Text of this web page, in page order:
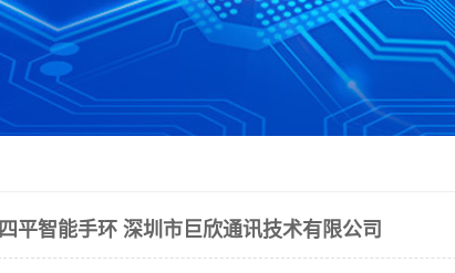
四平智能手环 深圳市巨欣通讯技术有限公司